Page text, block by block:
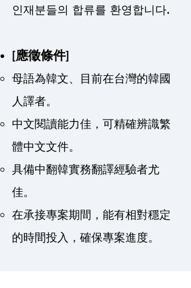
인재분들의 합류를 환영합니다.
​[應徵條件]
母語為韓文、目前在台灣的韓國
人譯者。
中文閱讀能力佳，可精確辨識繁
體中文文件。
具備中翻韓實務翻譯經驗者尤
佳。
在承接專案期間，能有相對穩定
的時間投入，確保專案進度。